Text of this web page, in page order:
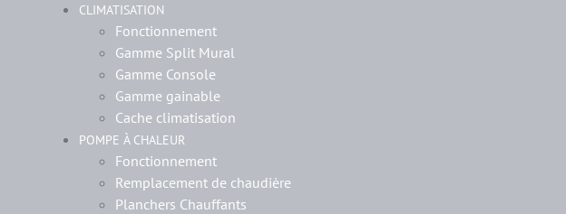
CLIMATISATION
Fonctionnement
Gamme Split Mural
Gamme Console
Gamme gainable
Cache climatisation
POMPE À CHALEUR
Fonctionnement
Remplacement de chaudière
Planchers Chauffants